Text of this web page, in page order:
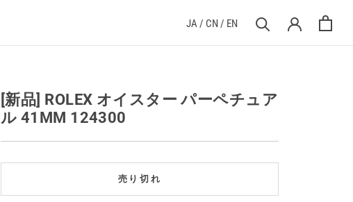
JA/ CN/ EN
[新品] ROLEX オイスター パーペチュア
ル 41MM 124300
売り切れ